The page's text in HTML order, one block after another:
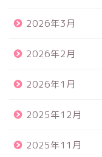
2026年3月
2026年2月
2026年1月
2025年12月
2025年11月